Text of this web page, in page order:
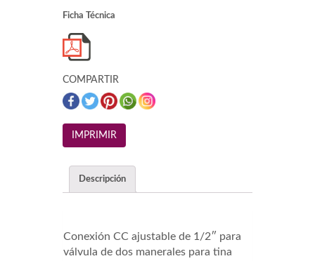
Ficha Técnica
COMPARTIR
Descripción
Conexión CC ajustable de 1/2″ para
válvula de dos manerales para tina